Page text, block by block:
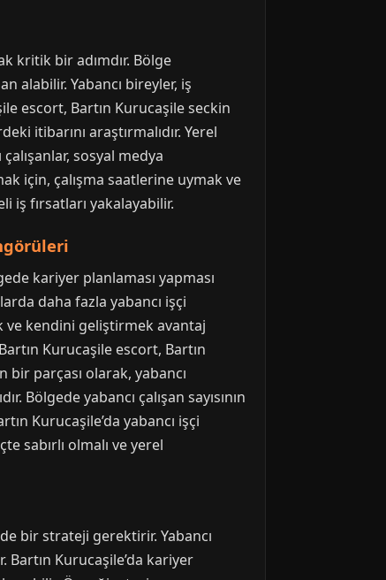
kritik bir adımdır. Bölge
alabilir. Yabancı bireyler, iş
escort, Bartın Kurucaşile seckin
itibarını araştırmalıdır. Yerel
sosyal medya
için, çalışma saatlerine uymak ve
iş fırsatları yakalayabilir.
kariyer planlaması yapması
daha fazla yabancı işçi
ve kendini geliştirmek avantaj
Kurucaşile escort, Bartın
parçası olarak, yabancı
Bölgede yabancı çalışan sayısının
Kurucaşile’da yabancı işçi
sabırlı olmalı ve yerel
bir strateji gerektirir. Yabancı
Kurucaşile’da kariyer